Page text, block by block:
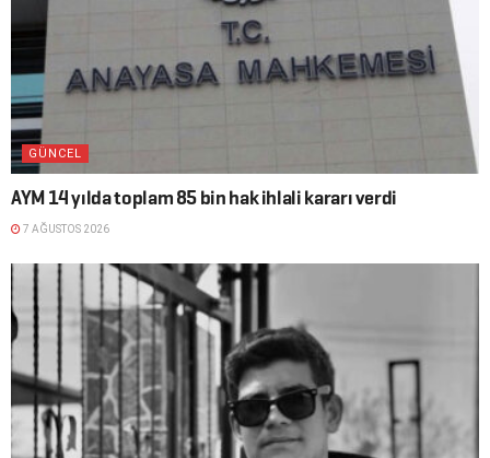
GÜNCEL
AYM 14 yılda toplam 85 bin hak ihlali kararı verdi
7 AĞUSTOS 2026